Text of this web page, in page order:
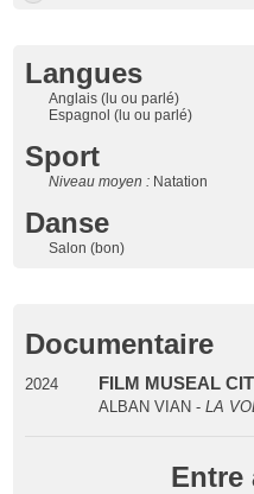
Langues
Anglais (lu ou parlé)
Espagnol (lu ou parlé)
Sport
Niveau moyen : Natation
Danse
Salon (bon)
Documentaire
2024 FILM MUSEAL
ALBAN VIAN - LA
Entre